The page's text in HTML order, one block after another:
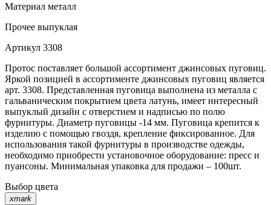
Материал металл
Прочее выпуклая
Артикул 3308
Протос поставляет большой ассортимент джинсовых пуговиц.
Яркой позицией в ассортименте джинсовых пуговиц является
арт. 3308. Представленная пуговица выполнена из металла с
гальваническим покрытием цвета латунь, имеет интересный
выпуклый дизайн с отверстием и надписью по полю
фурнитуры. Диаметр пуговицы -14 мм. Пуговица крепится к
изделию с помощью гвоздя, крепление фиксированное. Для
использования такой фурнитуры в производстве одежды,
необходимо приобрести установочное оборудование: пресс и
пуансоны. Минимальная упаковка для продажи – 100шт.
Выбор цвета
xmark